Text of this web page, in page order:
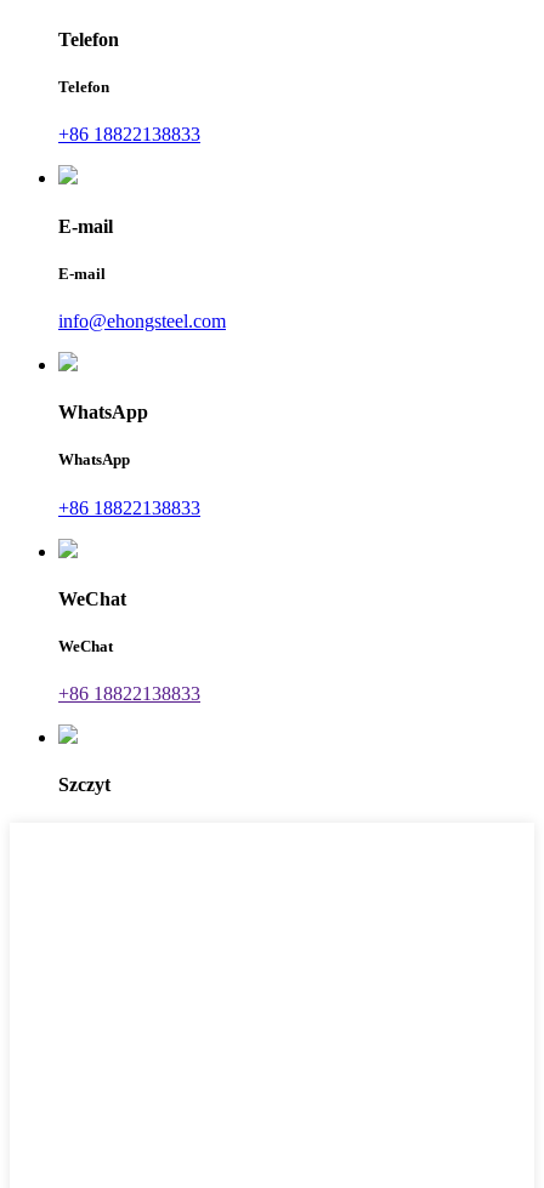
Telefon
Telefon
+86 18822138833
E-mail
E-mail
info@ehongsteel.com
WhatsApp
WhatsApp
+86 18822138833
WeChat
WeChat
+86 18822138833
Szczyt